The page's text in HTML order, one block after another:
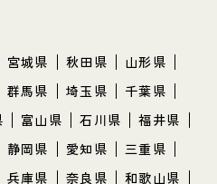
宮城県 秋田県
山形県
群馬県 埼玉県
千葉県
富山県 石川県
福井県
静岡県 愛知県
三重県
兵庫県 奈良県 和歌山県